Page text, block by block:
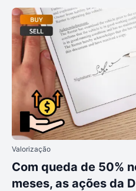
Valorização
Com queda de 50%
meses, as ações da